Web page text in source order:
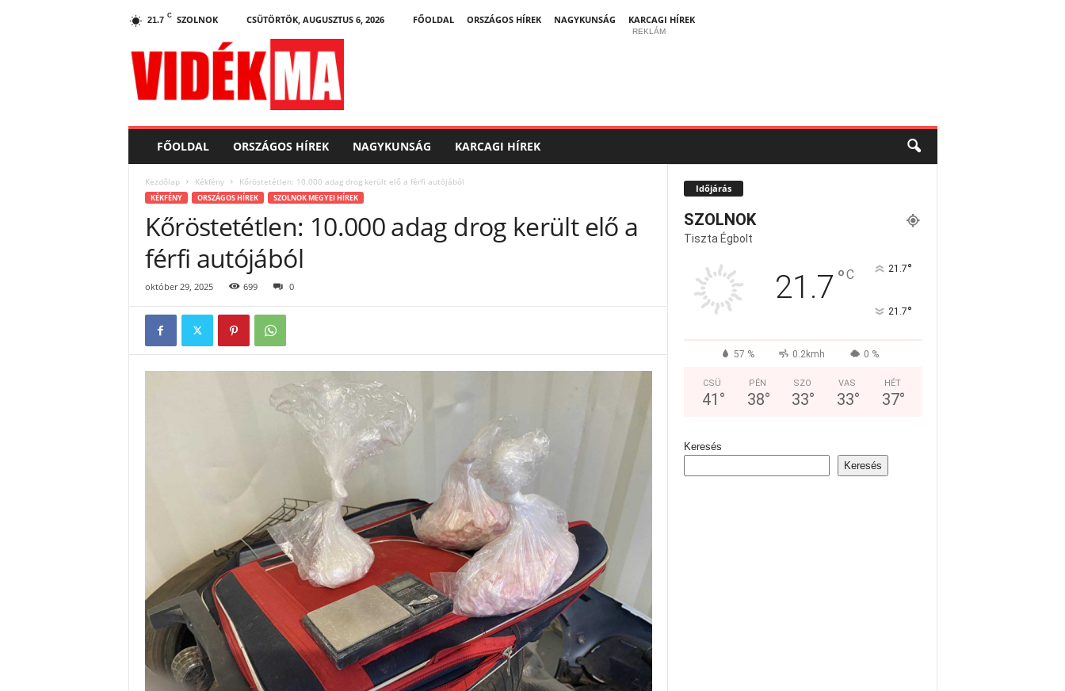
21.7 C SZOLNOK CSÜTÖRTÖK, AUGUSZTUS 6, 2026 FŐOLDAL ORSZÁGOS HÍREK NAGYKUNSÁG
KARCAGI HÍREK
d
REKLÁM
FŐOLDAL ORSZÁGOS HÍREK NAGYKUNSÁG KARCAGI HÍREK
Kezdőlap Kékfény Kőröstetétlen: 10.000 adag drog került elő a férfi autójából
KÉKFÉNY ORSZÁGOS HÍREK SZOLNOK MEGYEI HÍREK
Kőröstetétlen: 10.000 adag drog került elő a
férfi autójából
október 29, 2025 699 0
Időjárás
SZOLNOK
Tiszta Égbolt
21.7 °C 21.7°
21.7°
57 % 0.2kmh 0 %
CSÜ
41 °
PÉN
38°
SZO
33°
VAS
33°
HÉT
37°
Keresés
Keresés